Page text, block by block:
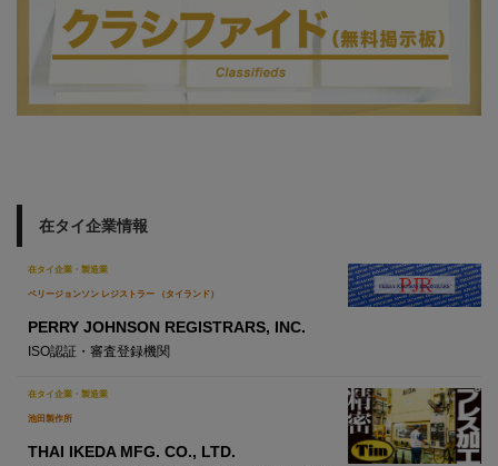
在タイ企業情報
在タイ企業・製造業
ペリージョンソン レジストラー （タイランド）
PERRY JOHNSON REGISTRARS, INC.
ISO認証・審査登録機関
在タイ企業・製造業
池田製作所
THAI IKEDA MFG. CO., LTD.